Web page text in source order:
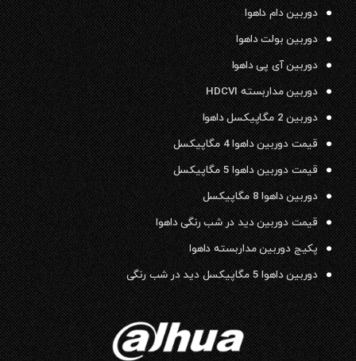
دوربین دام داهوا
دوربین بولت داهوا
دوربین آی پی داهوا
دوربین مداربسته HDCVI
دوربین 2 مگاپیکسل داهوا
قیمت دوربین داهوا 4 مگاپیکسل
قیمت دوربین داهوا 5 مگاپیکسل
دوربین داهوا 8 مگاپیکسل
قیمت دوربین دید در شب رنگی داهوا
پکیج دوربین مداربسته داهوا
دوربین داهوا 5 مگاپیکسل دید در شب رنگی